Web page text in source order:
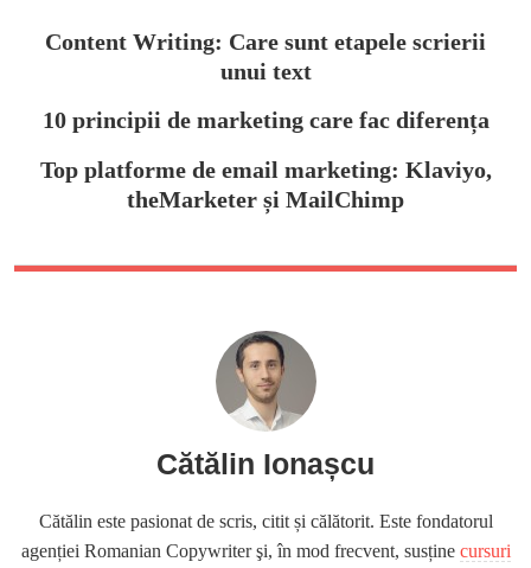
Content Writing: Care sunt etapele scrierii
unui text
10 principii de marketing care fac diferența
Top platforme de email marketing: Klaviyo,
theMarketer și MailChimp
Cătălin Ionașcu
Cătălin este pasionat de scris, citit și călătorit. Este fondatorul
agenției Romanian Copywriter şi, în mod frecvent, susține cursuri